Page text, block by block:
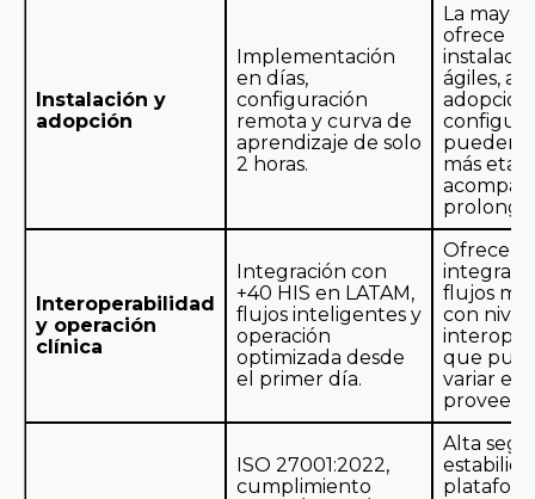
Instalación y
adopción
Implementación
en días,
configuración
remota y curva de
aprendizaje de solo
2 horas.
La
ofrece
ágiles,
adopción
pueden
más
Interoperabilidad
y operación
clínica
Integración con
+40 HIS en LATAM,
flujos inteligentes y
operación
optimizada desde
el primer día.
Ofrecen
flujos
con
que
variar
ISO 27001:2022,
cumplimiento
Alta